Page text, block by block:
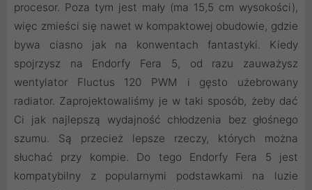
procesor. Poza tym jest mały (ma 15,5 cm wysokości),
więc zmieści się nawet w kompaktowej obudowie, gdzie
bywa ciasno jak na konwentach fantastyki. Kiedy
spojrzysz na Endorfy Fera 5, od razu zauważysz
wentylator Fluctus 120 PWM i gęsto użebrowany
radiator. Zaprojektowaliśmy je w taki sposób, żeby dać
Ci jak najlepszą wydajność chłodzenia bez głośnego
szumu. Są przecież lepsze rzeczy, których można
słuchać przy kompie. Do tego Endorfy Fera 5 jest
kompatybilny z popularnymi podstawkami na luzie